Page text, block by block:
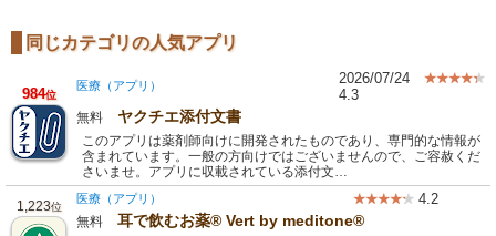
同じカテゴリの人気アプリ
984位
医療（アプリ）
2026/07/24
4.3
無料 ヤクチエ添付文書
このアプリは薬剤師向けに開発されたものであり、専門的な情報が
含まれています。一般の方向けではございませんので、ご容赦くだ
さいませ。アプリに収載されている添付文…
1,223位
医療（アプリ） 4.2
無料 耳で飲むお薬® Vert by meditone®